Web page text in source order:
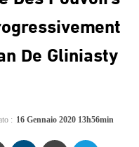
De Gliniasty
: 16 Gennaio 2020 13h56min